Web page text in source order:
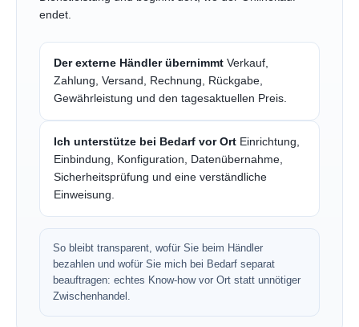
endet.
Der externe Händler übernimmt Verkauf,
Zahlung, Versand, Rechnung, Rückgabe,
Gewährleistung und den tagesaktuellen Preis.
Ich unterstütze bei Bedarf vor Ort Einrichtung,
Einbindung, Konfiguration, Datenübernahme,
Sicherheitsprüfung und eine verständliche
Einweisung.
So bleibt transparent, wofür Sie beim Händler
bezahlen und wofür Sie mich bei Bedarf separat
beauftragen: echtes Know-how vor Ort statt unnötiger
Zwischenhandel.